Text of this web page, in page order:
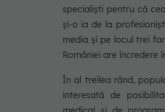
specialiști pentru că
și-o ia de la
media și pe locul trei
României are încredere
În al treilea rând,
interesată de